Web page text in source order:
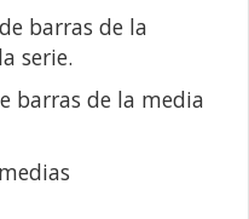
barras de la
serie.
barras de la media